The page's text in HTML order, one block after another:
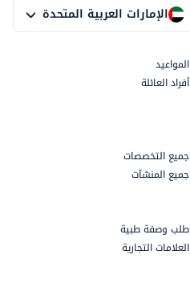
الإمارات العربية المتحدة
المواعيد
أفراد العائلة
جميع التخصصات
جميع المنشآت
طلب وصفة طبية
العلامات التجارية